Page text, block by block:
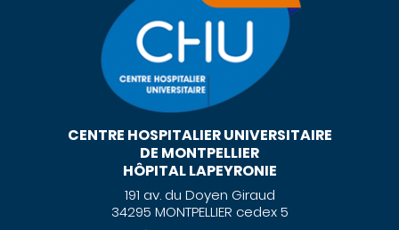
CENTRE HOSPITALIER UNIVERSITAIRE
DE MONTPELLIER
HÔPITAL LAPEYRONIE
191 av. du Doyen Giraud
34295 MONTPELLIER cedex 5